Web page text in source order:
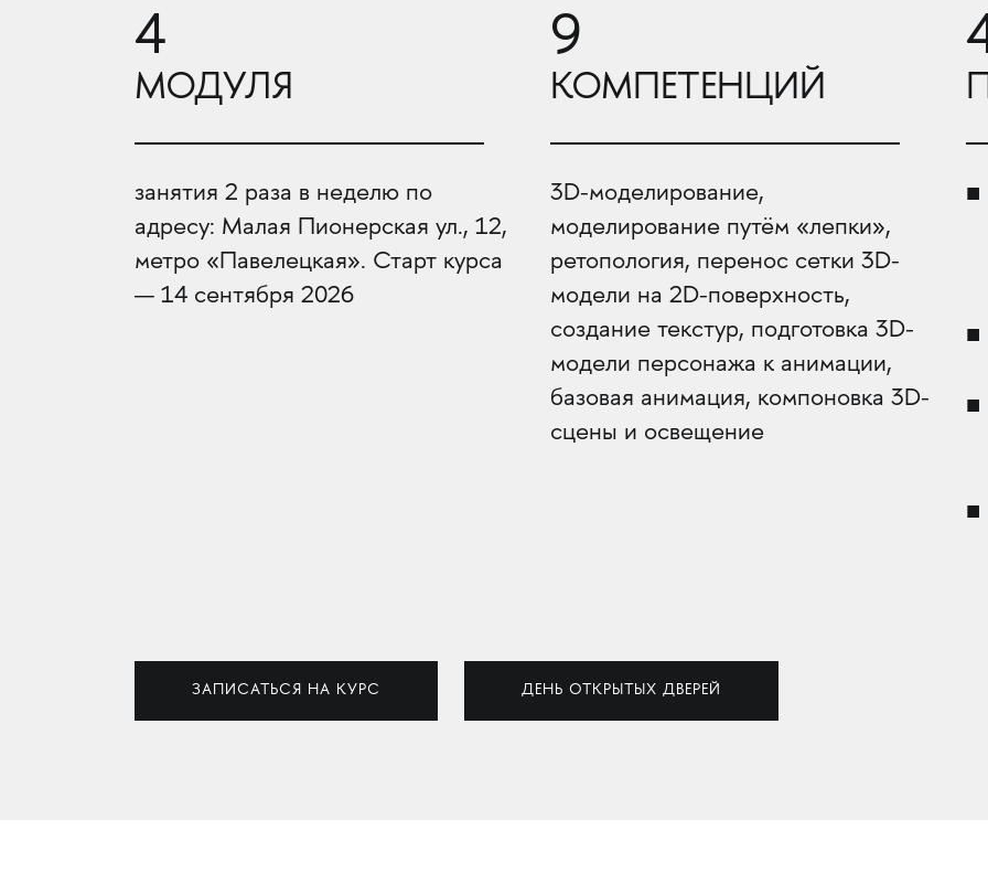
4
МОДУЛЯ
занятия 2 раза в неделю по
адресу: Малая Пионерская ул., 12,
метро «Павелецкая». Старт курса
— 14 сентября 2026
9
КОМПЕТЕНЦИЙ
3D-моделирование,
моделирование путём «лепки»,
ретопология, перенос сетки 3D-
модели на 2D-поверхность,
создание текстур, подготовка 3D-
модели персонажа к анимации,
базовая анимация, компоновка 3D-
сцены и освещение
ЗАПИСАТЬСЯ НА КУРС ДЕНЬ ОТКРЫТЫХ ДВЕРЕЙ